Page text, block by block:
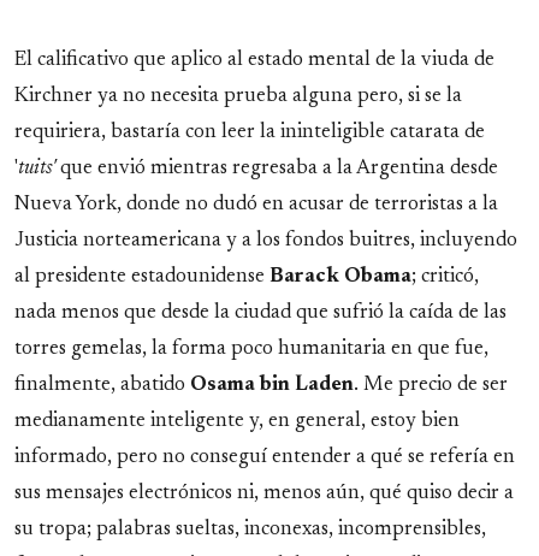
El calificativo que aplico al estado mental de la viuda de
Kirchner ya no necesita prueba alguna pero, si se la
requiriera, bastaría con leer la ininteligible catarata de
'tuits'que envió mientras regresaba a la Argentina desde
Nueva York, donde no dudó en acusar de terroristas a la
Justicia norteamericana y a los fondos buitres, incluyendo
al presidente estadounidense Barack Obama; criticó,
nada menos que desde la ciudad que sufrió la caída de las
torres gemelas, la forma poco humanitaria en que fue,
finalmente, abatido Osama bin Laden. Me precio de ser
medianamente inteligente y, en general, estoy bien
informado, pero no conseguí entender a qué se refería en
sus mensajes electrónicos ni, menos aún, qué quiso decir a
su tropa; palabras sueltas, inconexas, incomprensibles,